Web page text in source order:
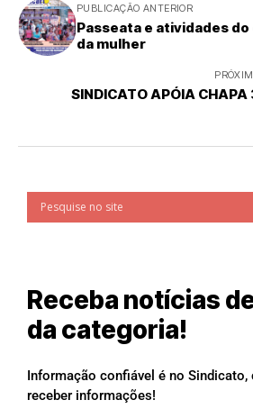
PUBLICAÇÃO ANTERIOR
Passeata e atividades
da mulher
SINDICATO APÓIA CHAPA
Receba notícias
da categoria!
Informação confiável é no Sindicato,
receber informações!